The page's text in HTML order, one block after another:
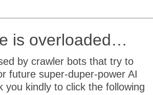
is overloaded…
by crawler bots that try to
future super-duper-power AI
you kindly to click the following